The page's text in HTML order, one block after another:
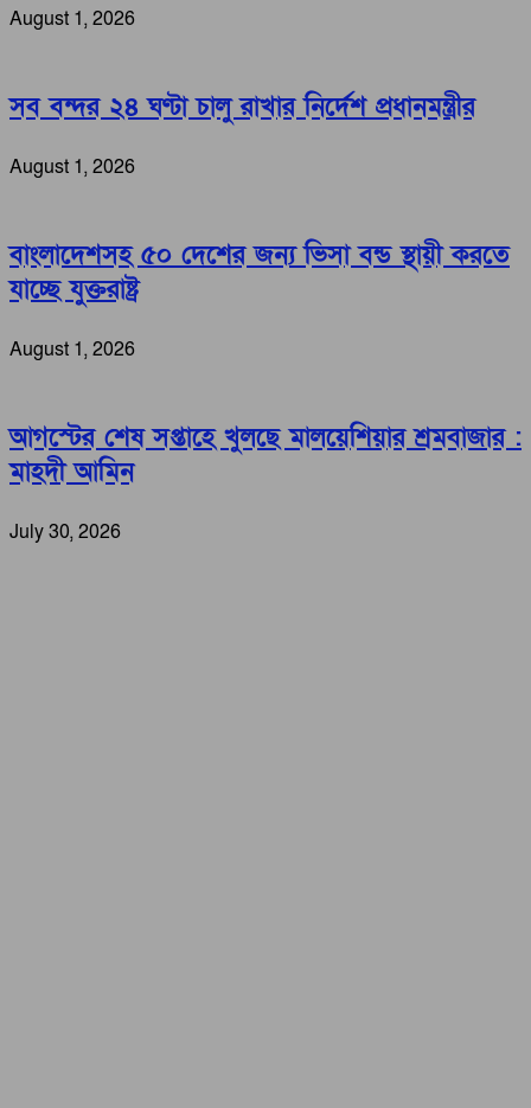
August 1, 2026
সব বন্দর ২৪ ঘণ্টা চালু রাখার নির্দেশ প্রধানমন্ত্রীর
August 1, 2026
বাংলাদেশসহ ৫০ দেশের জন্য ভিসা বন্ড স্থায়ী করতে
যাচ্ছে যুক্তরাষ্ট্র
August 1, 2026
আগস্টের শেষ সপ্তাহে খুলছে মালয়েশিয়ার শ্রমবাজার :
মাহদী আমিন
July 30, 2026